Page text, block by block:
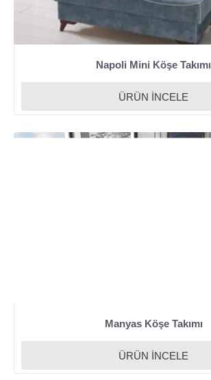
Napoli Mini Köşe Takımı
ÜRÜN İNCELE
Manyas Köşe Takımı
ÜRÜN İNCELE